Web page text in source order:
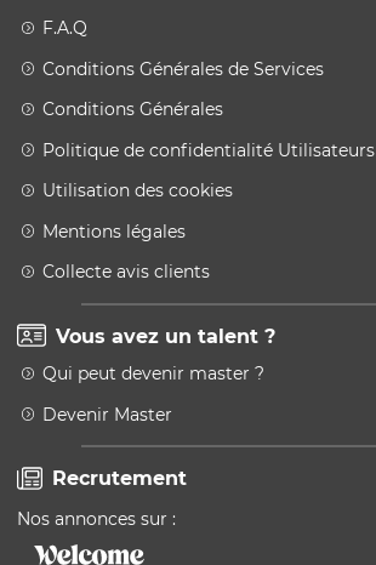
F.A.Q
Conditions Générales de Services
Conditions Générales
Politique de confidentialité Utilisateurs
Utilisation des cookies
Mentions légales
Collecte avis clients
Vous avez un talent ?
Qui peut devenir master ?
Devenir Master
Recrutement
Nos annonces sur :